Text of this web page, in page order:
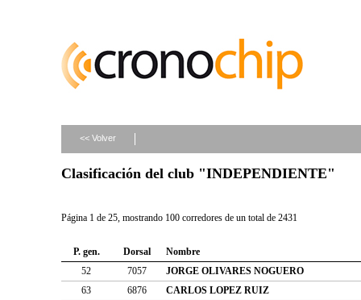
<< Volver
Clasificación del club "INDEPENDIENTE"
Página 1 de 25, mostrando 100 corredores de un total de 2431
P. gen. Dorsal
Nombre
52
7057
JORGE OLIVARES NOGUERO
63
6876
CARLOS LOPEZ RUIZ